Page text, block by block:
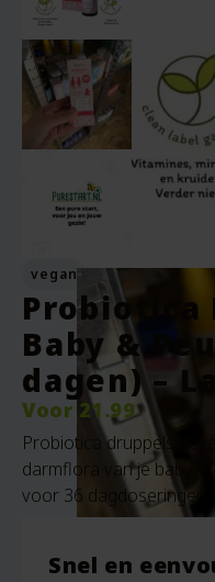
vegan
Probiotica
Baby &
dagen) –
Voor 21.99
Probiotica druppels
darmflora van je baby.
voor 36
Snel en